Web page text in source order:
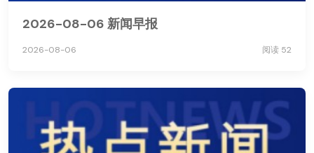
2026-08-06 新闻早报
2026-08-06 阅读 52